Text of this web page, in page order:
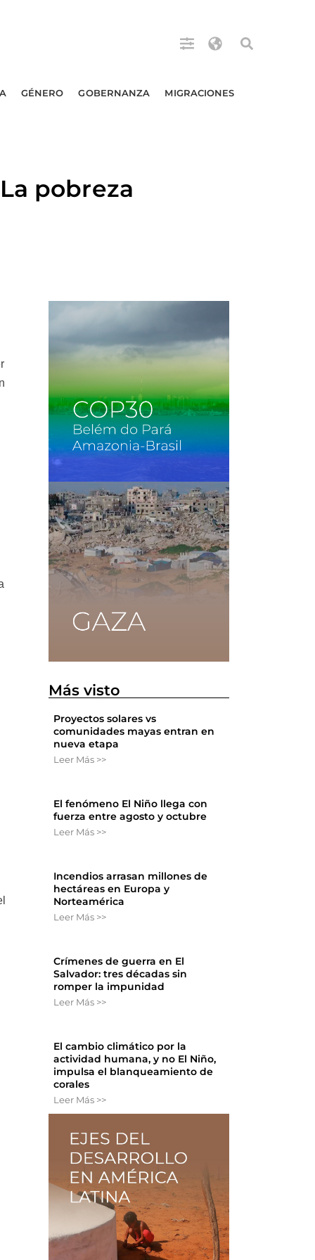
GÉNERO GOBERNANZA MIGRACIONES
pobreza
Más visto
Proyectos solares vs
comunidades mayas entran en
nueva etapa
Leer Más >>
El fenómeno El Niño llega con
fuerza entre agosto y octubre
Leer Más >>
Incendios arrasan millones de
hectáreas en Europa y
Norteamérica
Leer Más >>
Crímenes de guerra en El
Salvador: tres décadas sin
romper la impunidad
Leer Más >>
El cambio climático por la
actividad humana, y no El Niño,
impulsa el blanqueamiento de
corales
Leer Más >>